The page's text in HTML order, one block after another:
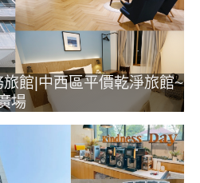
館|中西區平價乾淨旅館~
場